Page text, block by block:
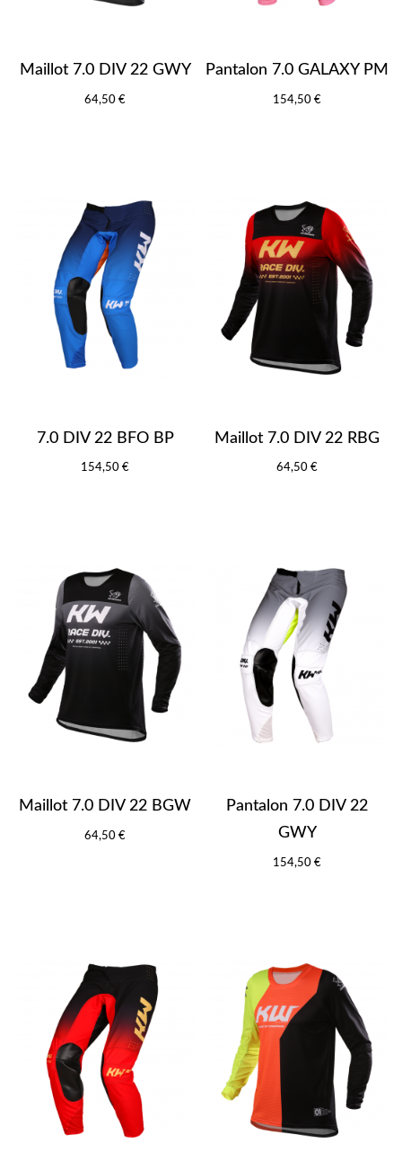
Maillot 7.0 DIV 22 GWY
64,50 €
Pantalon 7.0 GALAXY PM
154,50 €
7.0 DIV 22 BFO BP
154,50 €
Maillot 7.0 DIV 22 RBG
64,50 €
Maillot 7.0 DIV 22 BGW
64,50 €
Pantalon 7.0 DIV 22
GWY
154,50 €